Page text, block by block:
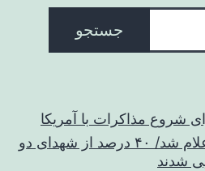
جستجو
شروع مذاکرات با آمریکا
آمار دقیق شهدای جنگ اعلام شد/ ۴۰ درصد از شهدای دو
شدند